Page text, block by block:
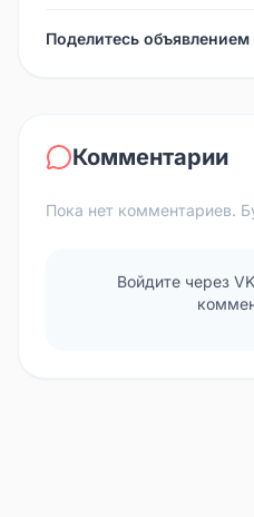
Поделитесь
Комментарии
Пока нет комментариев.
Войдите через